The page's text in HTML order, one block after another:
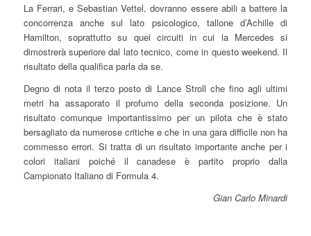
La Ferrari, e Sebastian Vettel, dovranno essere abili a battere la
concorrenza anche sul lato psicologico, tallone d’Achille di
Hamilton, soprattutto su quei circuiti in cui la Mercedes si
dimostrerà superiore dal lato tecnico, come in questo weekend. Il
risultato della qualifica parla da se.
Degno di nota il terzo posto di Lance Stroll che fino agli ultimi
metri ha assaporato il profumo della seconda posizione. Un
risultato comunque importantissimo per un pilota che è stato
bersagliato da numerose critiche e che in una gara difficile non ha
commesso errori. Si tratta di un risultato importante anche per i
colori italiani poiché il canadese è partito proprio dalla
Campionato Italiano di Formula 4.
Gian Carlo Minardi